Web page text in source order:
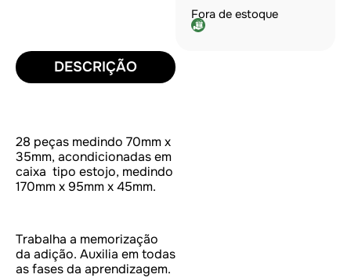
Fora de estoque
DESCRIÇÃO
28 peças medindo 70mm x
35mm, acondicionadas em
caixa tipo estojo, medindo
170mm x 95mm x 45mm.
Trabalha a memorização
da adição. Auxilia em todas
as fases da aprendizagem.